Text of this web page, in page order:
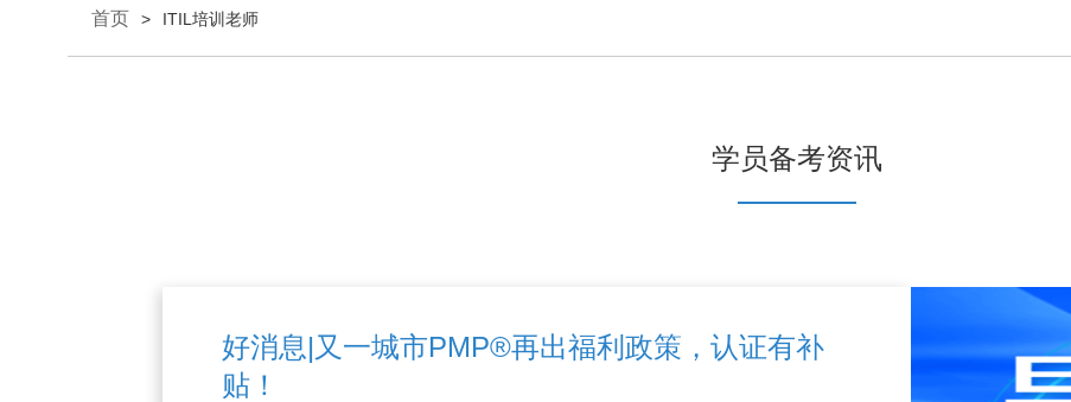
首页 > ITIL培训老师
学员备考资讯
好消息|又一城市PMP®再出福利政策，认证有补
贴！